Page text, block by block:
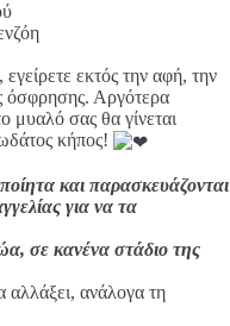
εκτός την αφή, την
όσφρησης. Αργότερα
μυαλό σας θα γίνεται
κήπος!
και παρασκευάζονται
για να τα
σε κανένα στάδιο της
αλλάξει, ανάλογα τη